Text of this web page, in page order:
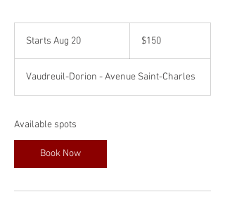
Starts Aug 20
r
t
Canadian
dollars$150
Vaudreuil-Dorion - Avenue Saint-Charles
Available spots
Book Now